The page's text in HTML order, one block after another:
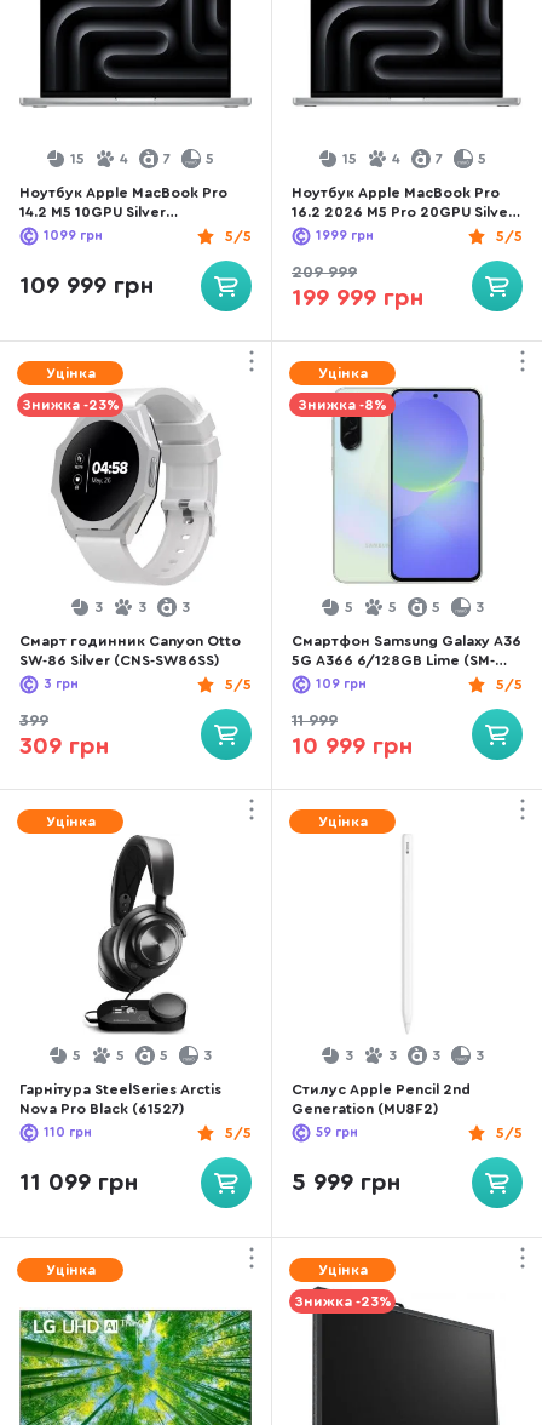
15 4 7 5
Ноутбук Apple MacBook Pro
14.2 M5 10GPU Silver
(Z1KL000SR)
5/5
1099 грн
109 999 грн
15 4 7 5
Ноутбук Apple MacBook Pro
16.2 2026 M5 Pro 20GPU Silver
(Z1MV0016W)
5/5
1999 грн
209 999
199 999 грн
Уцінка
Знижка -23%
3 3 3
Смарт годинник Canyon Otto
SW-86 Silver (CNS-SW86SS)
5/5
3 грн
399
309 грн
Уцінка
Знижка -8%
5 5 5 3
Смартфон Samsung Galaxy A36
5G A366 6/128GB Lime (SM-
A366BLGBEUC)
5/5
109 грн
11 999
10 999 грн
Уцінка
5 5 5 3
Гарнітура SteelSeries Arctis
Nova Pro Black (61527)
5/5
110 грн
11 099 грн
Уцінка
3 3 3 3
Стилус Apple Pencil 2nd
Generation (MU8F2)
5/5
59 грн
5 999 грн
Уцінка Уцінка
Знижка -23%